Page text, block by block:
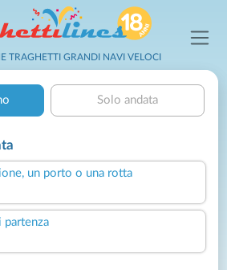
TRAGHETTI GRANDI NAVI VELOCI
Solo andata
un porto o una rotta
partenza